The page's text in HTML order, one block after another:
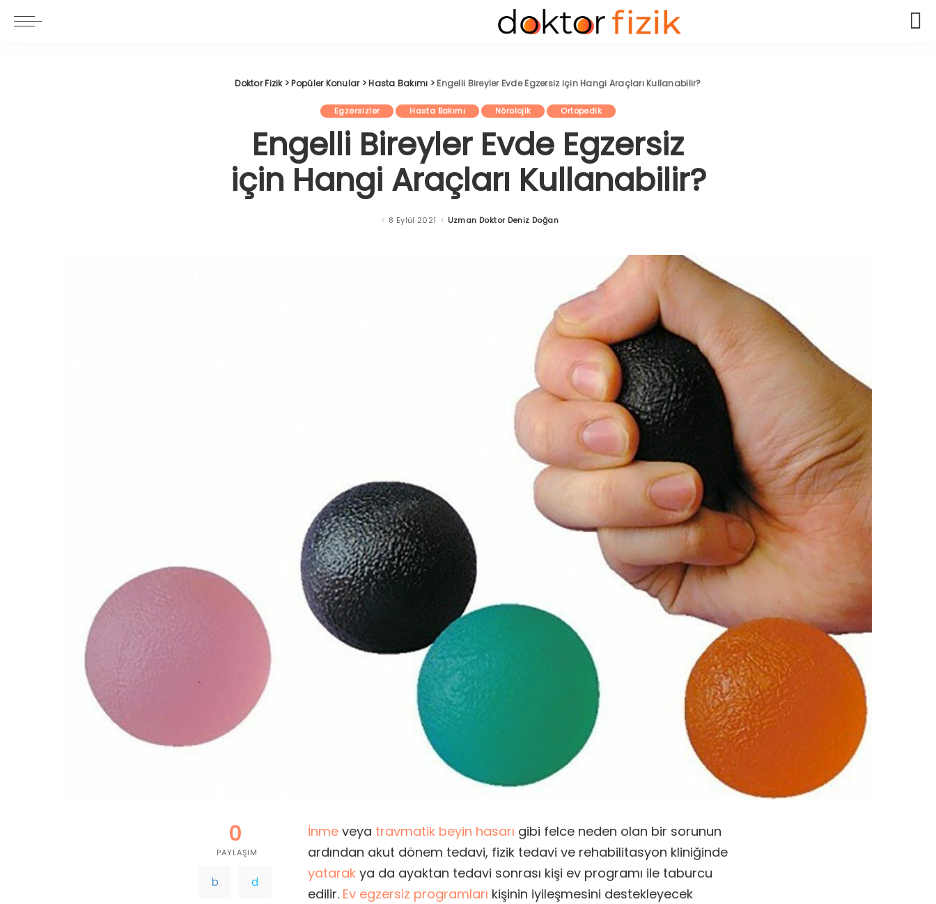
Doktor Fizik>Popüler Konular>Hasta Bakımı > Engelli Bireyler Evde Egzersiz için Hangi Araçları Kullanabilir?
Egzersizler Hasta Bakımı Nörolojik Ortopedik
Engelli Bireyler Evde Egzersiz
için Hangi Araçları Kullanabilir?
8 Eylül 2021 Posted
Uzman Doktor Deniz Doğan
0
PAYLAŞIM
İnme veya travmatik beyin hasarı gibi felce neden olan bir sorunun
ardından akut dönem tedavi, fizik tedavi ve rehabilitasyon kliniğinde
yatarak ya da ayaktan tedavi sonrası kişi ev programı ile taburcu
edilir. Ev egzersiz programları kişinin iyileşmesini destekleyecek